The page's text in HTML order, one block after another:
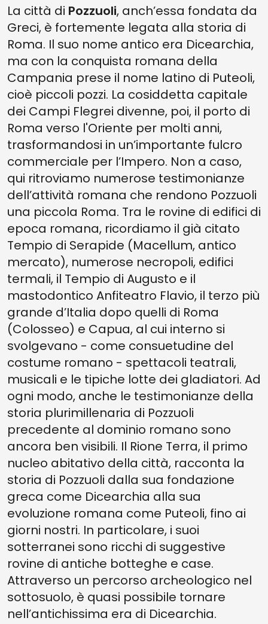
La città di Pozzuoli, anch’essa fondata da
Greci, è fortemente legata alla storia di
Roma. Il suo nome antico era Dicearchia,
ma con la conquista romana della
Campania prese il nome latino di Puteoli,
cioè piccoli pozzi. La cosiddetta capitale
dei Campi Flegrei divenne, poi, il porto di
Roma verso l'Oriente per molti anni,
trasformandosi in un’importante fulcro
commerciale per l’Impero. Non a caso,
qui ritroviamo numerose testimonianze
dell’attività romana che rendono Pozzuoli
una piccola Roma. Tra le rovine di edifici di
epoca romana, ricordiamo il già citato
Tempio di Serapide (Macellum, antico
mercato), numerose necropoli, edifici
termali, il Tempio di Augusto e il
mastodontico Anfiteatro Flavio, il terzo più
grande d’Italia dopo quelli di Roma
(Colosseo) e Capua, al cui interno si
svolgevano - come consuetudine del
costume romano - spettacoli teatrali,
musicali e le tipiche lotte dei gladiatori. Ad
ogni modo, anche le testimonianze della
storia plurimillenaria di Pozzuoli
precedente al dominio romano sono
ancora ben visibili. Il Rione Terra, il primo
nucleo abitativo della città, racconta la
storia di Pozzuoli dalla sua fondazione
greca come Dicearchia alla sua
evoluzione romana come Puteoli, fino ai
giorni nostri. In particolare, i suoi
sotterranei sono ricchi di suggestive
rovine di antiche botteghe e case.
Attraverso un percorso archeologico nel
sottosuolo, è quasi possibile tornare
nell’antichissima era di Dicearchia.